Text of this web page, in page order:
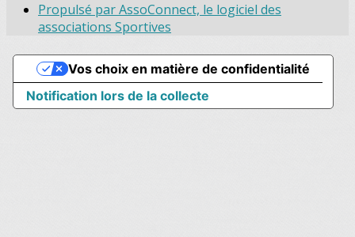
Propulsé par AssoConnect, le logiciel des
associations Sportives
Notification lors de la collecte
Vos choix en matière de confidentialité